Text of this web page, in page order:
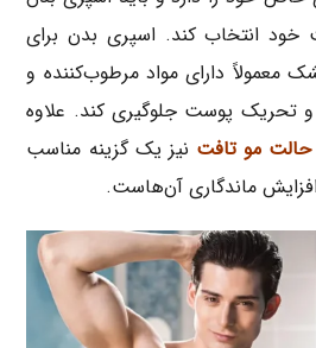
خود انتخاب کند. اسپری بدن برای
دارای مواد مرطوب‌کننده و
تحریک پوست جلوگیری کند. علاوه
حالت مو تافت نیز یک گزینه مناسب
ماندگاری آن‌هاست.